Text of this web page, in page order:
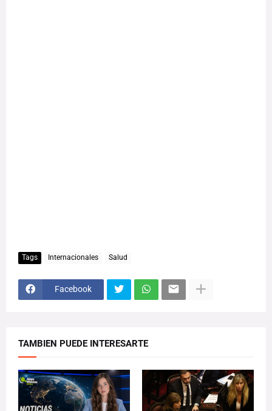
Tags Internacionales Salud
Facebook
TAMBIEN PUEDE INTERESARTE